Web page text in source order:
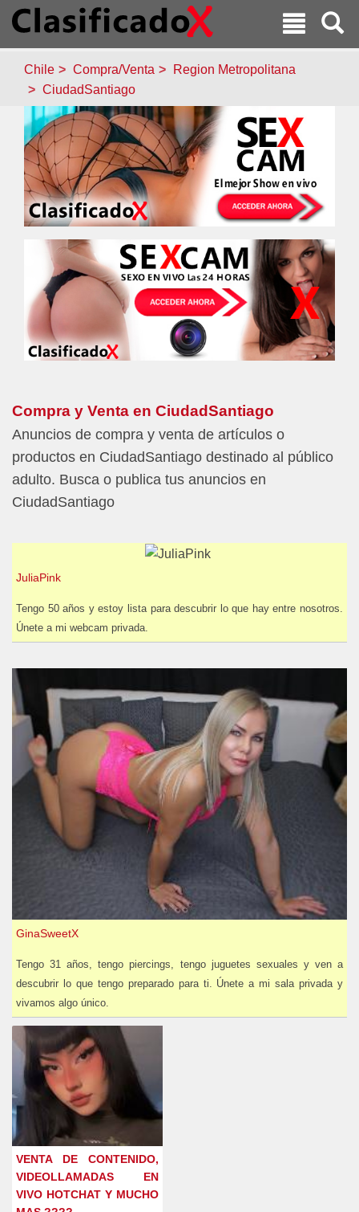
Chile Compra/Venta
Region Metropolitana
CiudadSantiago
Compra y Venta en CiudadSantiago
Anuncios de compra y venta de artículos o
productos en CiudadSantiago destinado al público
adulto. Busca o publica tus anuncios en
CiudadSantiago
JuliaPink
Tengo 50 años y estoy lista para descubrir lo que hay entre nosotros.
Únete a mi webcam privada.
GinaSweetX
Tengo 31 años, tengo piercings, tengo juguetes sexuales y ven a
descubrir lo que tengo preparado para ti. Únete a mi sala privada y
vivamos algo único.
VENTA DE CONTENIDO,
VIDEOLLAMADAS EN
VIVO HOTCHAT Y MUCHO